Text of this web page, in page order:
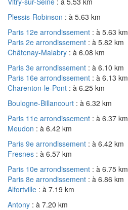
Plessis-Robinson : à 5.63 km
Paris 12e arrondissement : à 5.63 km
Paris 2e arrondissement : à 5.82 km
Châtenay-Malabry : à 6.08 km
Paris 3e arrondissement : à 6.10 km
Paris 16e arrondissement : à 6.13 km
Charenton-le-Pont : à 6.25 km
Boulogne-Billancourt : à 6.32 km
Paris 11e arrondissement : à 6.37 km
Meudon : à 6.42 km
Paris 9e arrondissement : à 6.42 km
Fresnes : à 6.57 km
Paris 10e arrondissement : à 6.75 km
Paris 8e arrondissement : à 6.86 km
Alfortville : à 7.19 km
Antony : à 7.20 km